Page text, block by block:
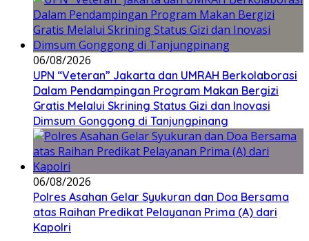
06/08/2026
UPN “Veteran” Jakarta dan UMRAH Berkolaborasi
Dalam Pendampingan Program Makan Bergizi
Gratis Melalui Skrining Status Gizi dan Inovasi
Dimsum Gonggong di Tanjungpinang
06/08/2026
Polres Asahan Gelar Syukuran dan Doa Bersama
atas Raihan Predikat Pelayanan Prima (A) dari
Kapolri